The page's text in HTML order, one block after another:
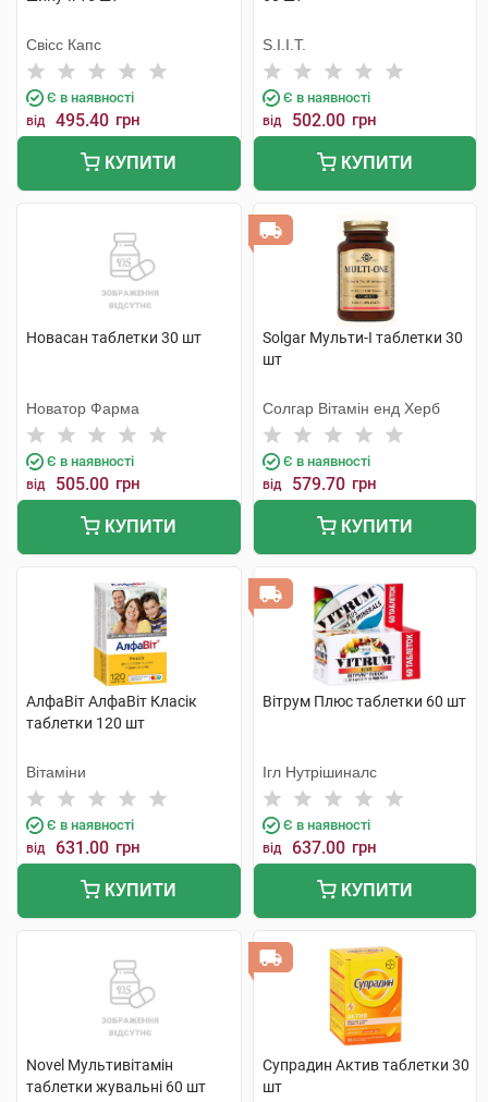
Свісс Капс
Є в наявності
від 495.40 грн
КУПИТИ
S.I.I.T.
Є в наявності
від 502.00 грн
КУПИТИ
Новасан таблетки 30 шт
Новатор Фарма
Є в наявності
від 505.00 грн
КУПИТИ
Solgar Мульти-I таблетки 30
шт
Солгар Вітамін енд Херб
Є в наявності
від 579.70 грн
КУПИТИ
АлфаВіт АлфаВіт Класік
таблетки 120 шт
Вітаміни
Є в наявності
від 631.00 грн
КУПИТИ
Вітрум Плюс таблетки 60 шт
Ігл Нутрішиналс
Є в наявності
від 637.00 грн
КУПИТИ
Novel Мультивітамін
таблетки жувальні 60 шт
Супрадин Актив таблетки 30
шт